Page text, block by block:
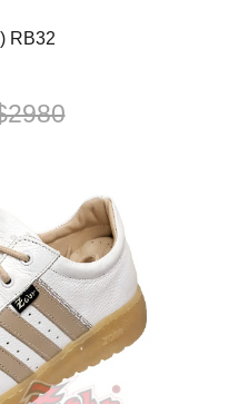
RB32